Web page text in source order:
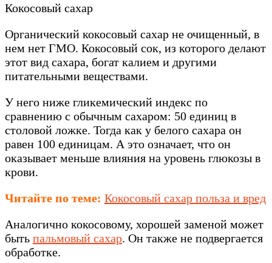
Кокосовый сахар
Органический кокосовый сахар не очищенный, в
нем нет ГМО. Кокосовый сок, из которого делают
этот вид сахара, богат калием и другими
питательными веществами.
У него ниже гликемический индекс по
сравнению с обычным сахаром: 50 единиц в
столовой ложке. Тогда как у белого сахара он
равен 100 единицам. А это означает, что он
оказывает меньше влияния на уровень глюкозы в
крови.
Читайте по теме: Кокосовый сахар польза и вред
Аналогично кокосовому, хорошей заменой может
быть пальмовый сахар. Он также не подвергается
обработке.